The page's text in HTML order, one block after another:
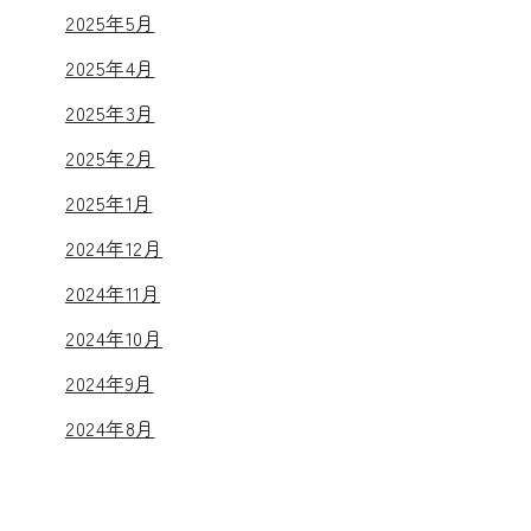
2025年5月
2025年4月
2025年3月
2025年2月
2025年1月
2024年12月
2024年11月
2024年10月
2024年9月
2024年8月